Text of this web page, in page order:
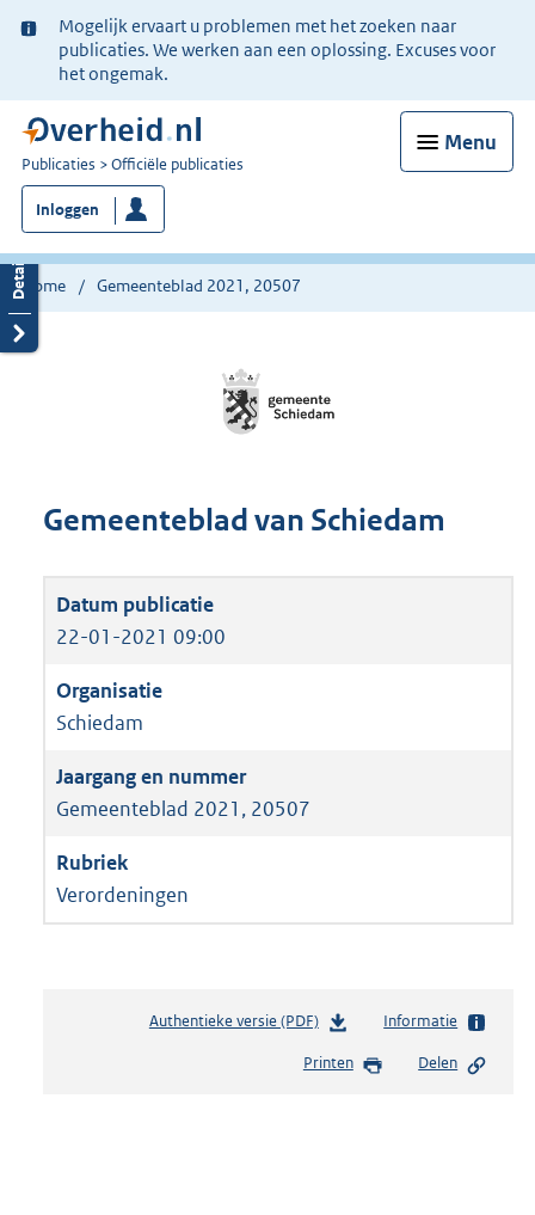
Ter
informatie:
Mogelijk ervaart u problemen met het zoeken naar
publicaties. We werken aan een oplossing. Excuses voor
het ongemak.
Menu
U
bent
nu
hier:
Publicaties Officiële publicaties
Inloggen
Home Gemeenteblad 2021, 20507
Gemeenteblad van Schiedam
22-01-2021 09:00
Schiedam
Gemeenteblad 2021, 20507
Verordeningen
Authentieke versie (PDF)b
s
Informatie
Printen Delen